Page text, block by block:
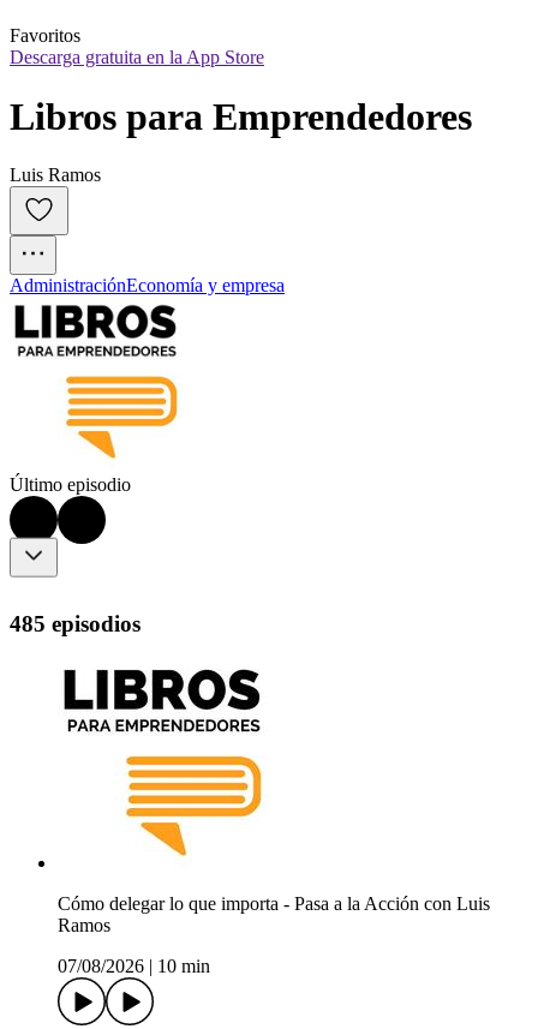
Favoritos
Descarga gratuita en la App Store
Libros para Emprendedores
Luis Ramos
AdministraciónEconomía y empresa
Último episodio
485 episodios
Cómo delegar lo que importa - Pasa a la Acción con Luis
Ramos
07/08/2026
10 min